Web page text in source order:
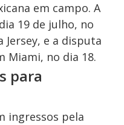
em campo. A
19 de julho, no
Jersey, e a disputa
Miami, no dia 18.
para
ingressos pela